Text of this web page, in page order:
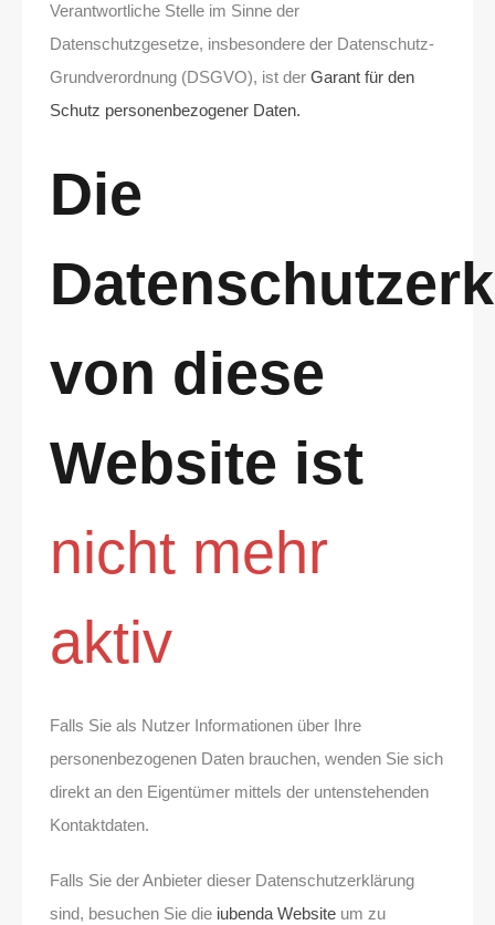
Verantwortliche Stelle im Sinne der
Datenschutzgesetze, insbesondere der Datenschutz-
Grundverordnung (DSGVO), ist der Garant für den
Schutz personenbezogener Daten.
Die
von diese
Website ist
nicht mehr
aktiv
Falls Sie als Nutzer Informationen über Ihre
personenbezogenen Daten brauchen, wenden Sie sich
direkt an den Eigentümer mittels der untenstehenden
Kontaktdaten.
Falls Sie der Anbieter dieser Datenschutzerklärung
sind, besuchen Sie die iubenda Website um zu